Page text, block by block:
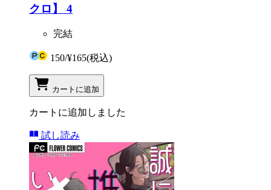
クロ】 4
完結
150/¥165(税込)
カートに追加
カートに追加しました
試し読み